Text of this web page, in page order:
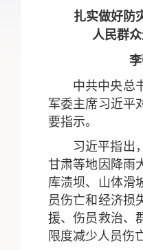
扎实做好
人民群
中共中央总
军委主席习近平
要指示。
习近平指出
甘肃等地因降雨
库溃坝、山体滑
员伤亡和经济损
援、伤员救治、
限度减少人员伤